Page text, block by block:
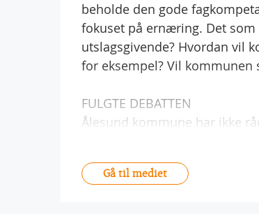
beholde den gode
fokuset på ernæring. Det
utslagsgivende? Hvordan vil
for eksempel? Vil kommunen
FULGTE DEBATTEN
Ålesund kommune har ikke
Gå til mediet